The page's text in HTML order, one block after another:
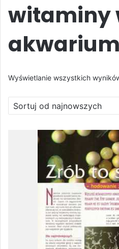
witaminy
akwarium
Wyświetlanie wszystkich